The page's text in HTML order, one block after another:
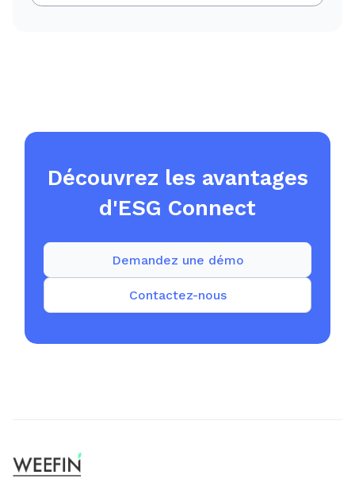
Découvrez les avantages
d'ESG Connect
Contactez-nous
Demandez une démo